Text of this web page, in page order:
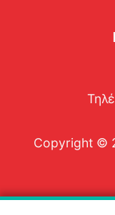
Copyright ©